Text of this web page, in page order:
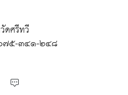
ดศรีทวี
๗๕-๓๔๑-๒๔๘